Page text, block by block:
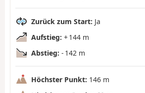
Zurück zum Start: Ja
Aufstieg: + 144 m
Abstieg: - 142 m
Höchster Punkt: 146 m